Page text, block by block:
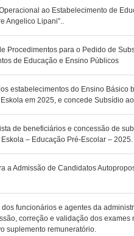
ao Estabelecimento de
Angelico Lipani”..
Procedimentos para o Pedido de
de Educação e Ensino Públicos
estabelecimentos do Ensino Básico
em 2025, e concede Subsídio
de beneficiários e concessão de
– Educação Pré-Escolar – 2025.
a Admissão de Candidatos
funcionários e agentes da
correção e validação dos exames
suplemento remuneratório.